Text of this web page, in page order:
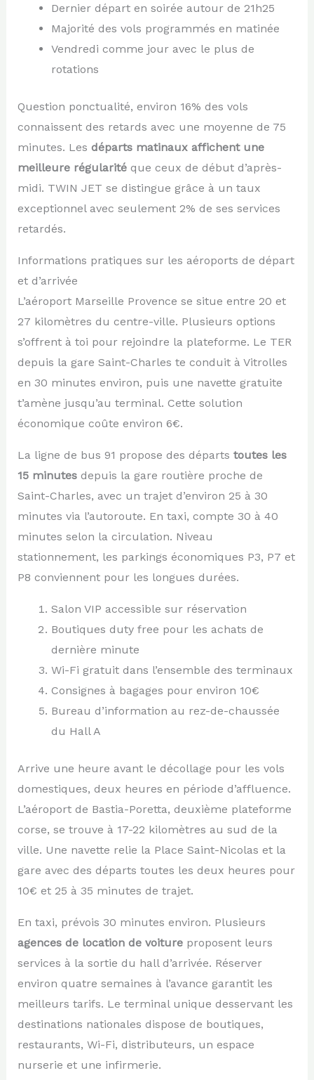
Dernier départ en soirée autour de 21h25
Majorité des vols programmés en matinée
Vendredi comme jour avec le plus de
rotations
Question ponctualité, environ 16% des vols
connaissent des retards avec une moyenne de 75
minutes. Les départs matinaux affichent une
meilleure régularitéque ceux de début d’après-
midi. TWIN JET se distingue grâce à un taux
exceptionnel avec seulement 2% de ses services
retardés.
Informations pratiques sur les aéroports de départ
et d’arrivée
L’aéroport Marseille Provence se situe entre 20 et
27 kilomètres du centre-ville. Plusieurs options
s’offrent à toi pour rejoindre la plateforme. Le TER
depuis la gare Saint-Charles te conduit à Vitrolles
en 30 minutes environ, puis une navette gratuite
t’amène jusqu’au terminal. Cette solution
économique coûte environ 6€.
La ligne de bus 91 propose des départs toutes les
15 minutesdepuis la gare routière proche de
Saint-Charles, avec un trajet d’environ 25 à 30
minutes via l’autoroute. En taxi, compte 30 à 40
minutes selon la circulation. Niveau
stationnement, les parkings économiques P3, P7 et
P8 conviennent pour les longues durées.
Salon VIP accessible sur réservation
Boutiques duty free pour les achats de
dernière minute
Wi-Fi gratuit dans l’ensemble des terminaux
Consignes à bagages pour environ 10€
Bureau d’information au rez-de-chaussée
du Hall A
Arrive une heure avant le décollage pour les vols
domestiques, deux heures en période d’affluence.
L’aéroport de Bastia-Poretta, deuxième plateforme
corse, se trouve à 17-22 kilomètres au sud de la
ville. Une navette relie la Place Saint-Nicolas et la
gare avec des départs toutes les deux heures pour
10€ et 25 à 35 minutes de trajet.
En taxi, prévois 30 minutes environ. Plusieurs
agences de location de voitureproposent leurs
services à la sortie du hall d’arrivée. Réserver
environ quatre semaines à l’avance garantit les
meilleurs tarifs. Le terminal unique desservant les
destinations nationales dispose de boutiques,
restaurants, Wi-Fi, distributeurs, un espace
nurserie et une infirmerie.